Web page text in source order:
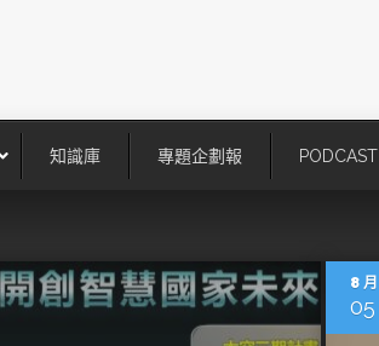
知識庫 專題企劃報 PODCAST
8 月
05